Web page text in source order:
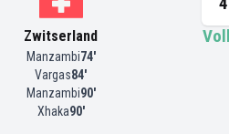
Zwitserland
Manzambi74'
Vargas84'
Manzambi90'
Xhaka90'